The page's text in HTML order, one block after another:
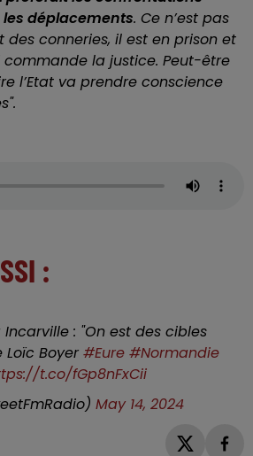
déplacements. Ce n’est pas
des conneries, il est en prison et
commande la justice. Peut-être
l’Etat va prendre conscience
:
: "On est des cibles
Boyer #Eure #Normandie
t.co/fGp8nFxCii
May 14, 2024